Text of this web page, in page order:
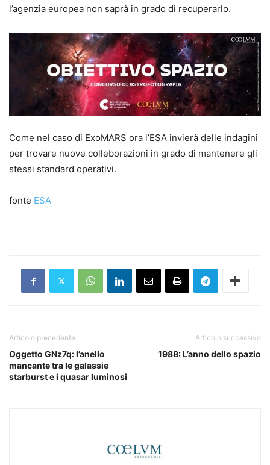
l’agenzia europea non saprà in grado di recuperarlo.
Come nel caso di ExoMARS ora l’ESA invierà delle indagini
per trovare nuove colleborazioni in grado di mantenere gli
stessi standard operativi.
fonte ESA
Articolo precedente
Oggetto GNz7q: l’anello
mancante tra le galassie
starburst e i quasar luminosi
Articolo successivo
1988: L’anno dello spazio